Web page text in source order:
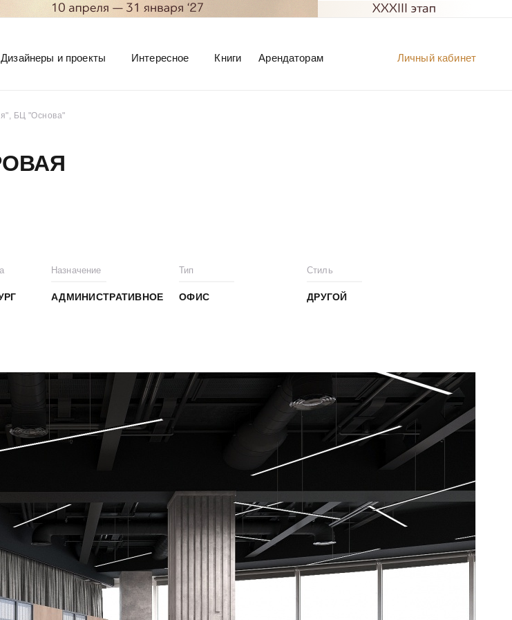
Личный кабинет
Дизайнеры и проекты Интересное Книги Арендаторам
БЦ "Основа"
Назначение
АДМИНИСТРАТИВНОЕ
Тип
ОФИС
Стиль
ДРУГОЙ